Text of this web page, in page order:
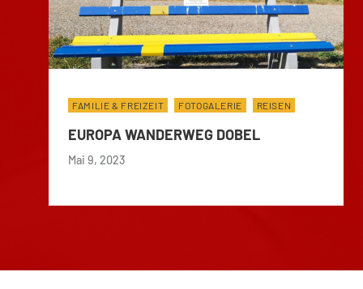
FAMILIE & FREIZEIT FOTOGALERIE REISEN
EUROPA WANDERWEG DOBEL
Mai 9, 2023